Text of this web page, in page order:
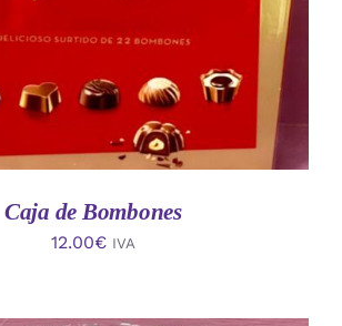
Caja de Bombones
12.00€ IVA